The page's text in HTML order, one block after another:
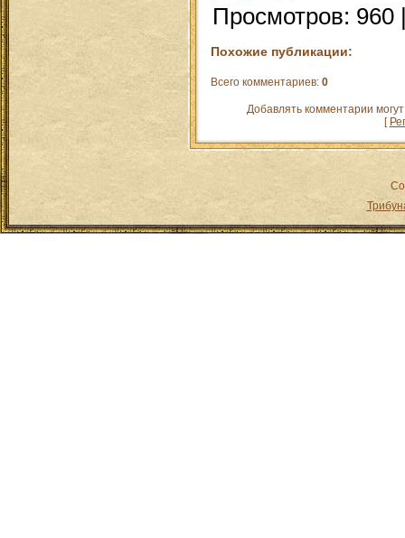
Просмотров: 960
Похожие публикации:
Всего комментариев: 0
Добавлять комментарии
[